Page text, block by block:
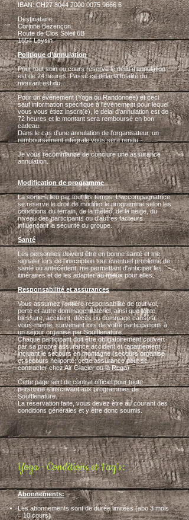
IBAN: CH278044 7000 0075 9666 6
Destinataire:
Corinne Bezençon
Route de Clos Soleil 6B
1854 Leysin
Politique d'annulation
Pour tout soin ou cours réservé le délai d'annulation
est de 24 heures. Passé ce délai la totalité du
montant est du.
Pour un événement (Yoga ou Randonnée) et ceci
sauf information spécifique à l'évènement pour lequel
vous vous étiez inscrit(e), le délai d'annulation est de
72 heures et le montant sera remboursé en bon
cadeau.
Dans le cas d'une annulation de l'organisateur, un
remboursement intégrale vous sera rendu.
Je vous recommande de conclure une assurance
annulation.
Modification de programme
La sortie à lieu par tout les temps. L'accompagnatrice
se réserve le droit de modifier le programme selon les
conditions du terrain, de la météo, de la neige, du
niveau des participants ou d'autres facteurs
influençant la sécurité du groupe.
Santé
Les personnes doivent être en bonne santé et me
signaler lors de l'inscription tout éventuel problème de
santé ou antécédent, me permettant d'anticiper les
itinéraires et de les adapter au mieux pour elles.
Responsabilité et assurances
Vous assumez l'entière responsabilité de tout vol,
perte et autre dommage matériel, ainsi que toute
blessure, accident, décès ou dommage causé à
vous-même, survenant lors de votre participations à
un séjour organisé par Soufflenature.
Chaque participant doit être obligatoirement couvert
par sa propre assurance accident et rapatriement
incluant le secours en montagne (secours organisé
et secours héliporté; cette assurance peut se
contracter chez Air Glacier ou la Rega)
Cette page sert de contrat officiel pour toute
personne s'inscrivant aux programmes de
Soufflenature.
La réservation faite, vous devez être au courant des
conditions générales et y être donc soumis.
Yoga -Conditions et Faq's:
Abonnements:
Les abonnements sont de durée limitées (abo 3 mois
= 10 cours)